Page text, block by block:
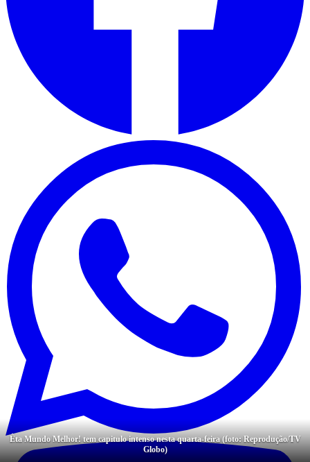
Êta Mundo Melhor! tem capitulo intenso nesta quarta-feira (foto: Reprodução/TV
Globo)